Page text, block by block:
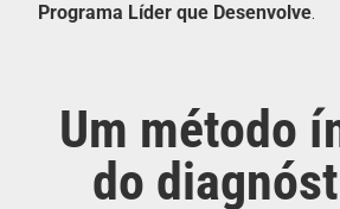
Programa Líder que Desenvolve.
Um método
do